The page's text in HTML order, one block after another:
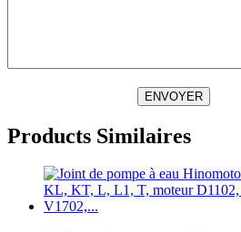
ENVOYER
Products Similaires